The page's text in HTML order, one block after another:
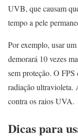
UVB, que causam
tempo a pele
Por exemplo, usar
demorará 10 vezes
sem proteção. O
radiação ultravioleta.
contra os raios UVA.
Dicas para